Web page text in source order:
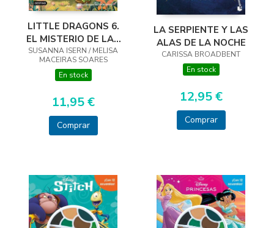
LITTLE DRAGONS 6.
EL MISTERIO DE LAS
ALAS
SUSANNA ISERN / MELISA
MACEIRAS SOARES
En stock
11,95 €
Comprar
LA SERPIENTE Y LAS
ALAS DE LA NOCHE
CARISSA BROADBENT
En stock
12,95 €
Comprar